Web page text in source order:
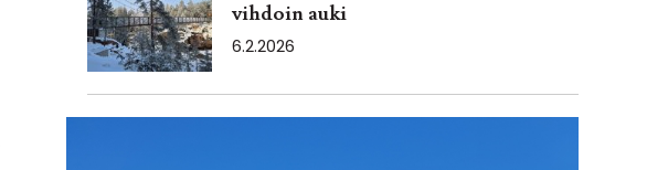
vihdoin auki
6.2.2026